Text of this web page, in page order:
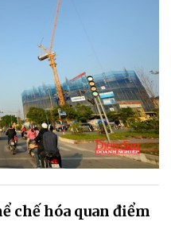
chế hóa quan điểm